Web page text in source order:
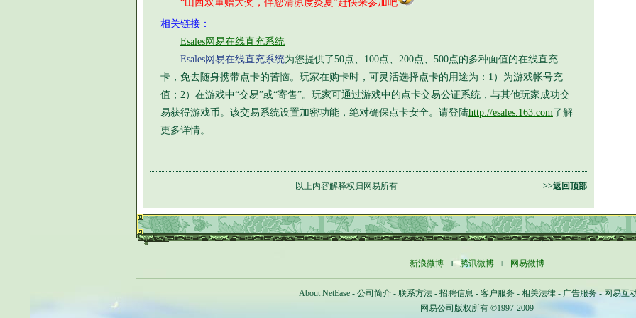
“山西双重赠大奖，伴您清凉度炎夏”赶快来参加吧
相关链接：
Esales网易在线直充系统
Esales网易在线直充系统为您提供了50点、100点、200点、500点的多种面值的在线直充
卡，免去随身携带点卡的苦恼。玩家在购卡时，可灵活选择点卡的用途为：1）为游戏帐号充
值；2）在游戏中“交易”或“寄售”。玩家可通过游戏中的点卡交易公证系统，与其他玩家成功交
易获得游戏币。该交易系统设置加密功能，绝对确保点卡安全。请登陆http://esales.163.com了解
更多详情。
>>返回顶部
以上内容解释权归网易所有
新浪微博 ‖ 腾讯微博 ‖ 网易微博
About NetEase - 公司简介 - 联系方法 - 招聘信息 - 客户服务 - 相关法律 - 广告服务- 网易互
网易公司版权所有 ©1997-2009